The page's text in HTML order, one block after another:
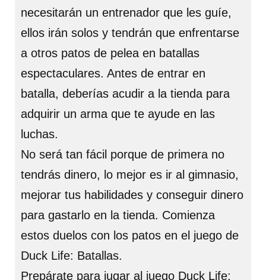
necesitarán un entrenador que les guíe,
ellos irán solos y tendrán que enfrentarse
a otros patos de pelea en batallas
espectaculares. Antes de entrar en
batalla, deberías acudir a la tienda para
adquirir un arma que te ayude en las
luchas.
No será tan fácil porque de primera no
tendrás dinero, lo mejor es ir al gimnasio,
mejorar tus habilidades y conseguir dinero
para gastarlo en la tienda. Comienza
estos duelos con los patos en el juego de
Duck Life: Batallas.
Prepárate para jugar al juego Duck Life: